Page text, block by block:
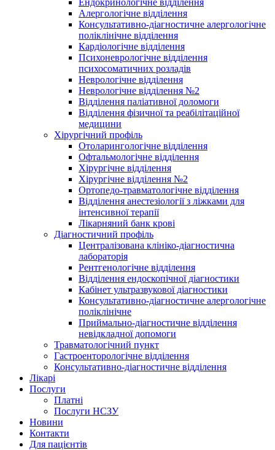
Ендокринологічне відділення
Алергологічне відділення
Консультативно-діагностичне алергологічне
поліклінічне відділення
Кардіологічне відділення
Психоневрологічне відділення
психосоматичних розладів
Неврологічне відділення
Неврологічне відділення №2
Відділення паліативної доломоги
Відділення фізичної та реабілітаційної
медицини
Хірургічний профіль
Отоларингологічне відділення
Офтальмологічне відділення
Хірургічне відділення
Хірургічне відділення №2
Ортопедо-травматологічне відділення
Відділення анестезіології з ліжками для
інтенсивної терапії
Лікарняний банк крові
Діагностичний профіль
Централізована клініко-діагностична
лабораторія
Рентгенологічне відділення
Відділення ендоскопічної діагностики
Кабінет ультразвукової діагностики
Консультативно-діагностичне алергологічне
поліклінічне
Приймально-діагностичне відділення
невідкладної допомоги
Травматологічний пункт
Гастроенторологічне відділення
Консультативно-діагностичне відділення
Лікарі
Послуги
Платні
Послуги НСЗУ
Новини
Контакти
Для пацієнтів